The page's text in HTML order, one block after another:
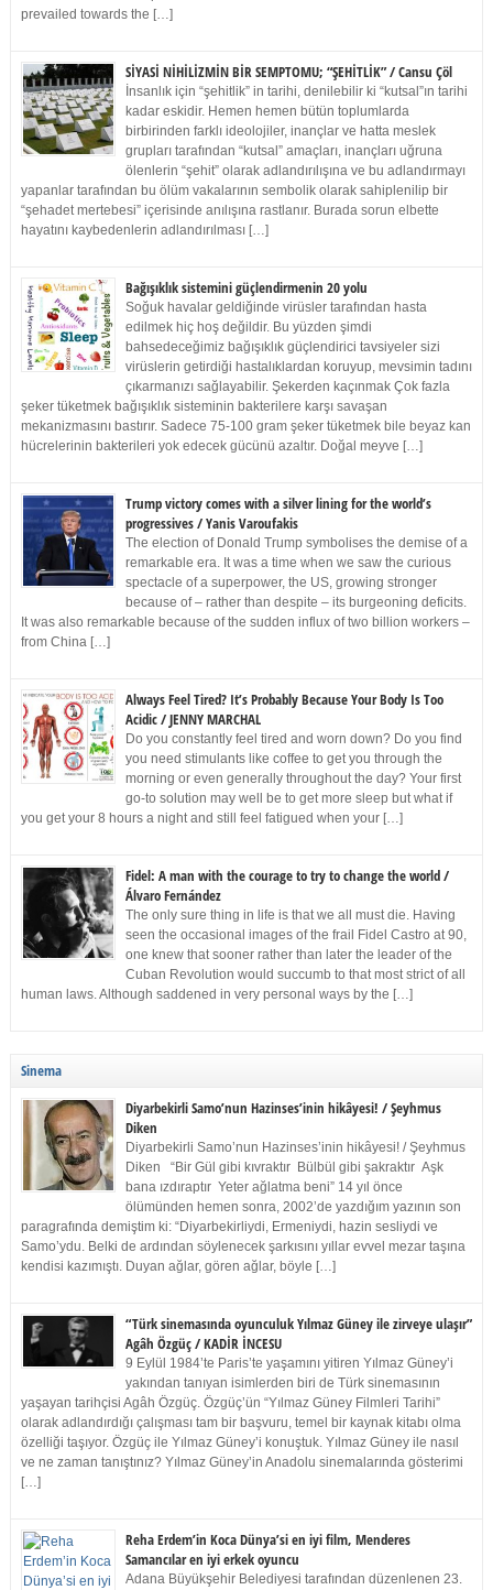
prevailed towards the […]
SİYASİ NİHİLİZMİN BİR SEMPTOMU; “ŞEHİTLİK” / Cansu Çöl
İnsanlık için “şehitlik” in tarihi, denilebilir ki “kutsal”ın tarihi
kadar eskidir. Hemen hemen bütün toplumlarda
birbirinden farklı ideolojiler, inançlar ve hatta meslek
grupları tarafından “kutsal” amaçları, inançları uğruna
ölenlerin “şehit” olarak adlandırılışına ve bu adlandırmayı
yapanlar tarafından bu ölüm vakalarının sembolik olarak sahiplenilip bir
“şehadet mertebesi” içerisinde anılışına rastlanır. Burada sorun elbette
hayatını kaybedenlerin adlandırılması […]
Bağışıklık sistemini güçlendirmenin 20 yolu
Soğuk havalar geldiğinde virüsler tarafından hasta
edilmek hiç hoş değildir. Bu yüzden şimdi
bahsedeceğimiz bağışıklık güçlendirici tavsiyeler sizi
virüslerin getirdiği hastalıklardan koruyup, mevsimin tadını
çıkarmanızı sağlayabilir. Şekerden kaçınmak Çok fazla
şeker tüketmek bağışıklık sisteminin bakterilere karşı savaşan
mekanizmasını bastırır. Sadece 75-100 gram şeker tüketmek bile beyaz kan
hücrelerinin bakterileri yok edecek gücünü azaltır. Doğal meyve […]
Trump victory comes with a silver lining for the world’s
progressives / Yanis Varoufakis
The election of Donald Trump symbolises the demise of a
remarkable era. It was a time when we saw the curious
spectacle of a superpower, the US, growing stronger
because of – rather than despite – its burgeoning deficits.
It was also remarkable because of the sudden influx of two billion workers –
from China […]
Always Feel Tired? It’s Probably Because Your Body Is Too
Acidic / JENNY MARCHAL
Do you constantly feel tired and worn down? Do you find
you need stimulants like coffee to get you through the
morning or even generally throughout the day? Your first
go-to solution may well be to get more sleep but what if
you get your 8 hours a night and still feel fatigued when your […]
Fidel: A man with the courage to try to change the world /
Álvaro Fernández
The only sure thing in life is that we all must die. Having
seen the occasional images of the frail Fidel Castro at 90,
one knew that sooner rather than later the leader of the
Cuban Revolution would succumb to that most strict of all
human laws. Although saddened in very personal ways by the […]
Sinema
Diyarbekirli Samo’nun Hazinses’inin hikâyesi! / Şeyhmus
Diken
Diyarbekirli Samo’nun Hazinses’inin hikâyesi! / Şeyhmus
Diken “Bir Gül gibi kıvraktır Bülbül gibi şakraktır Aşk
bana ızdıraptır Yeter ağlatma beni” 14 yıl önce
ölümünden hemen sonra, 2002’de yazdığım yazının son
paragrafında demiştim ki: “Diyarbekirliydi, Ermeniydi, hazin sesliydi ve
Samo’ydu. Belki de ardından söylenecek şarkısını yıllar evvel mezar taşına
kendisi kazımıştı. Duyan ağlar, gören ağlar, böyle […]
“Türk sinemasında oyunculuk Yılmaz Güney ile zirveye ulaşır”
Agâh Özgüç / KADİR İNCESU
9 Eylül 1984’te Paris’te yaşamını yitiren Yılmaz Güney’i
yakından tanıyan isimlerden biri de Türk sinemasının
yaşayan tarihçisi Agâh Özgüç. Özgüç’ün “Yılmaz Güney Filmleri Tarihi”
olarak adlandırdığı çalışması tam bir başvuru, temel bir kaynak kitabı olma
özelliği taşıyor. Özgüç ile Yılmaz Güney’i konuştuk. Yılmaz Güney ile nasıl
ve ne zaman tanıştınız? Yılmaz Güney’in Anadolu sinemalarında gösterimi
[…]
Reha Erdem’in Koca Dünya’si en iyi film, Menderes
Samancılar en iyi erkek oyuncu
Adana Büyükşehir Belediyesi tarafından düzenlenen 23.